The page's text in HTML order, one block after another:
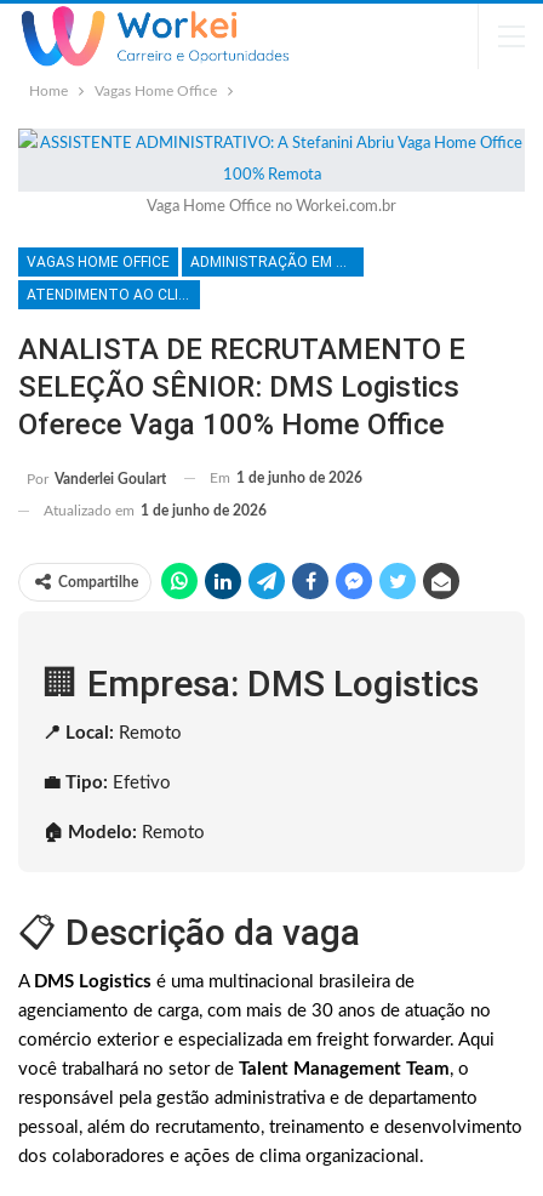
Home Vagas Home Office
Vaga Home Office no Workei.com.br
VAGAS HOME OFFICE
ADMINISTRAÇÃO EM GERAL
ATENDIMENTO AO CLIENTE
ANALISTA DE RECRUTAMENTO E
SELEÇÃO SÊNIOR: DMS Logistics
Oferece Vaga 100% Home Office
Por Vanderlei Goulart Em 1 de junho de 2026
Atualizado em 1 de junho de 2026
Compartilhe
🏢 Empresa: DMS Logistics
📍 Local: Remoto
💼 Tipo: Efetivo
🏠 Modelo: Remoto
📋 Descrição da vaga
A DMS Logistics é uma multinacional brasileira de
agenciamento de carga, com mais de 30 anos de atuação no
comércio exterior e especializada em freight forwarder. Aqui
você trabalhará no setor de Talent Management Team, o
responsável pela gestão administrativa e de departamento
pessoal, além do recrutamento, treinamento e desenvolvimento
dos colaboradores e ações de clima organizacional.